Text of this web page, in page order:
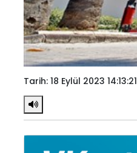
Tarih: 18 Eylül 2023 14:13:21